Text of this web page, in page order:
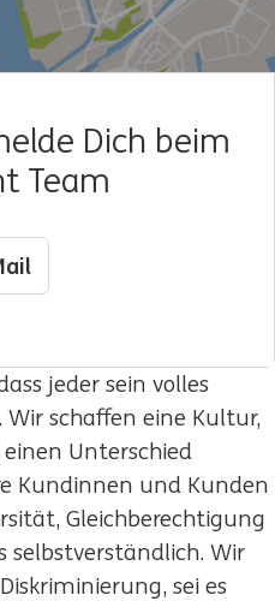
Dich beim
Team
jeder sein volles
schaffen eine Kultur,
Unterschied
Kundinnen und Kunden
Gleichberechtigung
selbstverständlich. Wir
sei es